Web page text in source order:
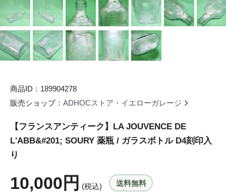
商品ID：189904278
販売ショップ： ADHOCストア・イエローガレージ
【フランスアンティーク】LA JOUVENCE DE
L'ABB&#201; SOURY 薬瓶 / ガラスボトル D4刻印入
り
10,000円 (税込) 送料無料